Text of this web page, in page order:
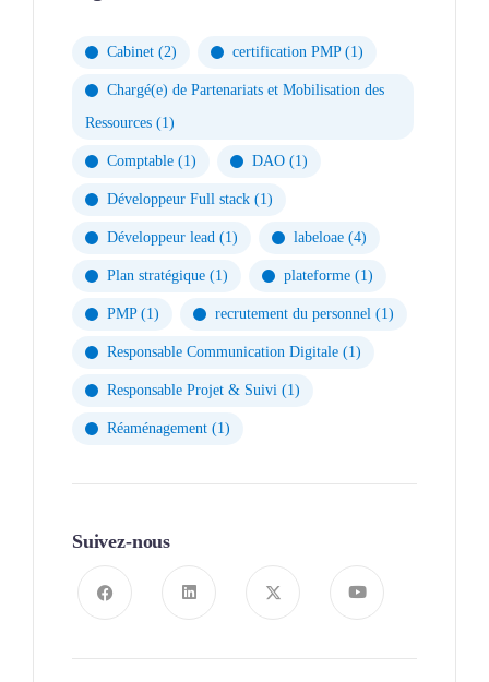
Cabinet (2) certification PMP(1)
Chargé(e) de Partenariats et Mobilisation des
Ressources (1)
Comptable (1) DAO (1)
Développeur Full stack (1)
Développeur lead (1) labeloae (4)
Plan stratégique (1) plateforme (1)
PMP(1) recrutement du personnel (1)
Responsable Communication Digitale (1)
Responsable Projet & Suivi (1)
Réaménagement (1)
Suivez-nous